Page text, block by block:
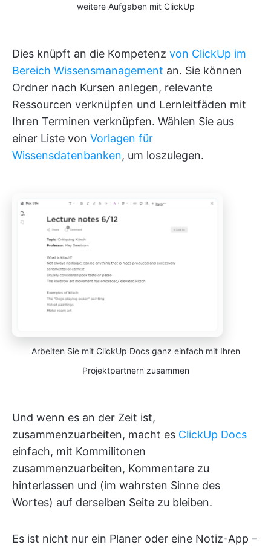
weitere Aufgaben mit ClickUp
Dies knüpft an die Kompetenz von ClickUp im
Bereich Wissensmanagement an. Sie können
Ordner nach Kursen anlegen, relevante
Ressourcen verknüpfen und Lernleitfäden mit
Ihren Terminen verknüpfen. Wählen Sie aus
einer Liste von Vorlagen für
Wissensdatenbanken, um loszulegen.
Arbeiten Sie mit ClickUp Docs ganz einfach mit Ihren
Projektpartnern zusammen
Und wenn es an der Zeit ist,
zusammenzuarbeiten, macht es ClickUp Docs
einfach, mit Kommilitonen
zusammenzuarbeiten, Kommentare zu
hinterlassen und (im wahrsten Sinne des
Wortes) auf derselben Seite zu bleiben.
Es ist nicht nur ein Planer oder eine Notiz-App –